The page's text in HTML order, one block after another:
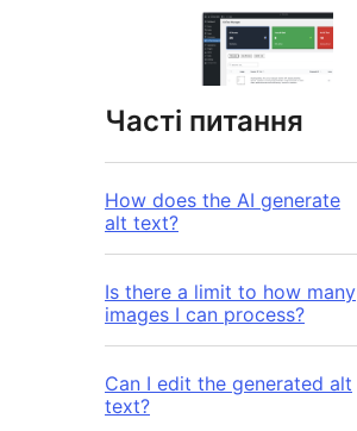
Часті питання
How does the AI generate
alt text?
Is there a limit to how many
images I can process?
Can I edit the generated alt
text?